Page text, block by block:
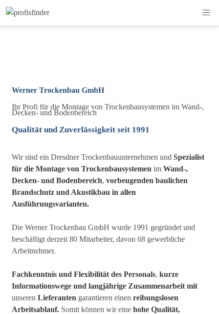
Werner Trockenbau GmbH
Ihr Profi für die Montage von Trockenbausystemen im Wand-,
Decken- und Bodenbereich
Qualität und Zuverlässigkeit seit 1991
Wir sind ein Dresdner Trockenbauunternehmen und Spezialist
für die Montage von Trockenbausystemen im Wand-,
Decken- und Bodenbereich, vorbeugenden baulichen
Brandschutz und Akustikbau in allen
Ausführungsvarianten.
Die Werner Trockenbau GmbH wurde 1991 gegründet und
beschäftigt derzeit 80 Mitarbeiter, davon 68 gewerbliche
Arbeitnehmer.
Fachkenntnis und Flexibilität des Personals, kurze
Informationswege und langjährige Zusammenarbeit mit
unseren Lieferanten garantieren einen reibungslosen
Arbeitsablauf. Somit können wir eine hohe Qualität,